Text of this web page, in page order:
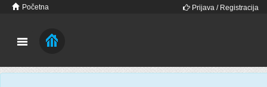
Početna Prijava / Registracija